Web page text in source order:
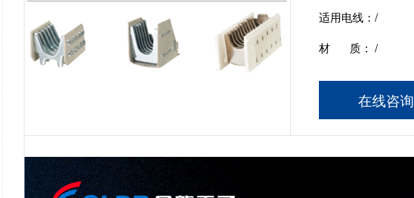
适用电线： /
材 质： /
在线咨询